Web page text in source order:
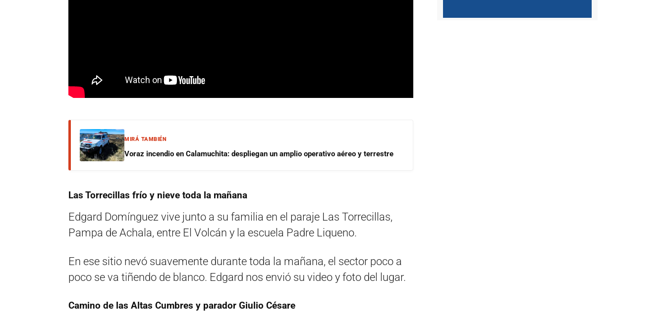
MIRÁ TAMBIÉN
Voraz incendio en Calamuchita: despliegan un amplio operativo aéreo y terrestre
Las Torrecillas frío y nieve toda la mañana
Edgard Domínguez vive junto a su familia en el paraje Las Torrecillas,
Pampa de Achala, entre El Volcán y la escuela Padre Liqueno.
En ese sitio nevó suavemente durante toda la mañana, el sector poco a
poco se va tiñendo de blanco. Edgard nos envió su video y foto del lugar.
Camino de las Altas Cumbres y parador Giulio Césare